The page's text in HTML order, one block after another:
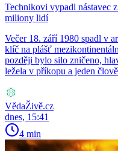
Technikovi vypadl nástavec
miliony lidí
Večer 18. září 1980 spadl v
klíč na plášť
později bylo silo zničeno,
ležela v příkopu a jeden
VědaŽivě.cz
dnes, 15:41
4 min